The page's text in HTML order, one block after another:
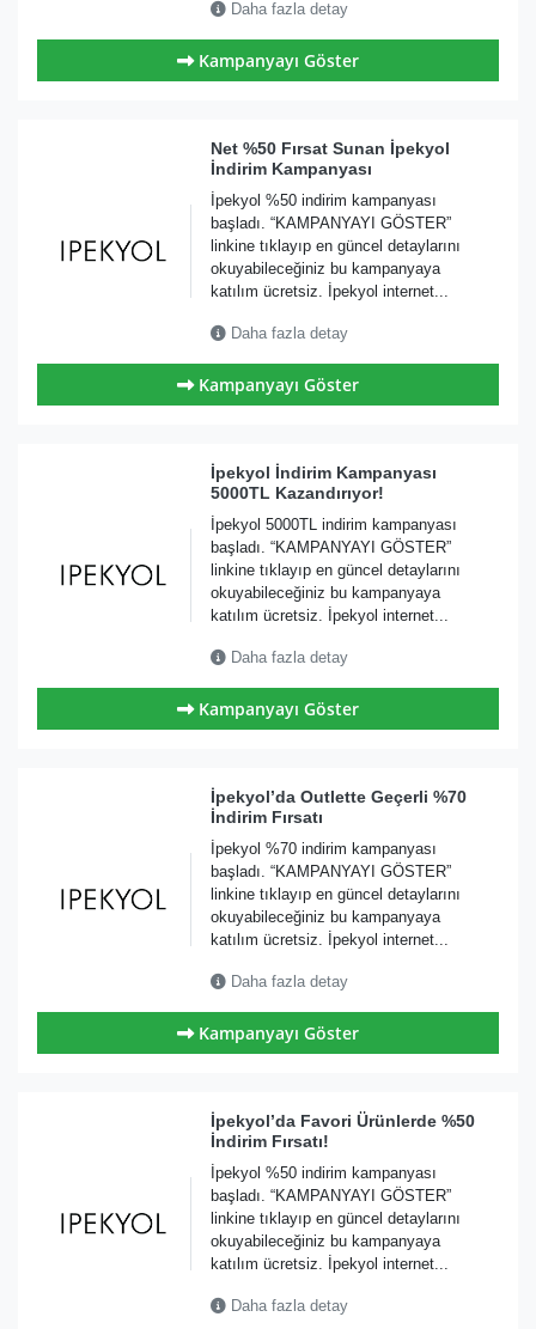
Daha fazla detay
Kampanyayı Göster
Net %50 Fırsat Sunan İpekyol
İndirim Kampanyası
İpekyol %50 indirim kampanyası
başladı. “KAMPANYAYI GÖSTER”
linkine tıklayıp en güncel detaylarını
okuyabileceğiniz bu kampanyaya
katılım ücretsiz. İpekyol internet...
Daha fazla detay
Kampanyayı Göster
İpekyol İndirim Kampanyası
5000TL Kazandırıyor!
İpekyol 5000TL indirim kampanyası
başladı. “KAMPANYAYI GÖSTER”
linkine tıklayıp en güncel detaylarını
okuyabileceğiniz bu kampanyaya
katılım ücretsiz. İpekyol internet...
Daha fazla detay
Kampanyayı Göster
İpekyol’da Outlette Geçerli %70
İndirim Fırsatı
İpekyol %70 indirim kampanyası
başladı. “KAMPANYAYI GÖSTER”
linkine tıklayıp en güncel detaylarını
okuyabileceğiniz bu kampanyaya
katılım ücretsiz. İpekyol internet...
Daha fazla detay
Kampanyayı Göster
İpekyol’da Favori Ürünlerde %50
İndirim Fırsatı!
İpekyol %50 indirim kampanyası
başladı. “KAMPANYAYI GÖSTER”
linkine tıklayıp en güncel detaylarını
okuyabileceğiniz bu kampanyaya
katılım ücretsiz. İpekyol internet...
Daha fazla detay